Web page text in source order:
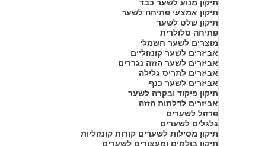
תיקון מנוע לשער כבד
תיקון אמצעי פתיחה לשער
תיקון שלט לשער
פתיחה סלולרית
מוצרים לשער חשמלי
אביזרים לשער קונזוליים
אביזרים לשער הזזה נגררים
אביזרים לתריס גלילה
אביזרים לשער כנף
תיקון פיקוד ובקרה לשער
אביזרים לדלתות הזזה
פרזול לשערים
גלגלים לשערים
תיקון מסילות לשערים קורות קונזוליות
תיקון בולמים ומעצורים לשערים